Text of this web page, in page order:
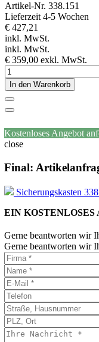
Artikel-Nr. 338.151
Lieferzeit 4-5 Wochen
€ 427,21
inkl. MwSt.
inkl. MwSt.
€ 359,00 exkl. MwSt.
In den Warenkorb
Kostenloses Angebot
close
Final:
Sicherungskasten
EIN KOSTENLOSES
Gerne beantworten wir
Gerne beantworten wir